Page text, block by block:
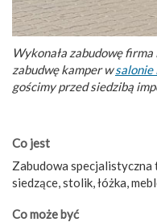
Wykonała zabudowę
zabudwę kamper wsalonie
gościmy przed siedzibą
Co jest
Zabudowa specjalistyczna
siedzące, stolik, łóżka,
Co może być